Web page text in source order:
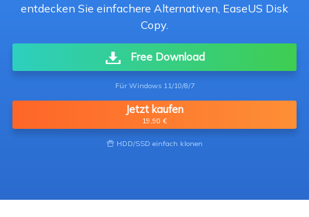
entdecken Sie einfachere Alternativen, EaseUS Disk
Copy.
Free Download
Für Windows 11/10/8/7
Jetzt kaufen
19,90 €
 HDD/SSD einfach klonen